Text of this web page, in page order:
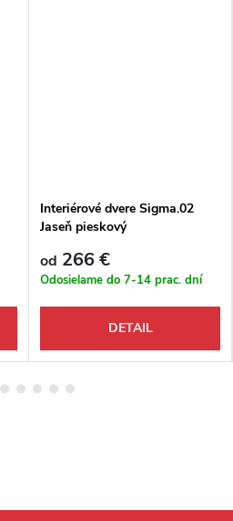
Interiérové dvere Sigma.02
Jaseň pieskový
od 266 €
Odosielame do 7-14 prac. dní
DETAIL